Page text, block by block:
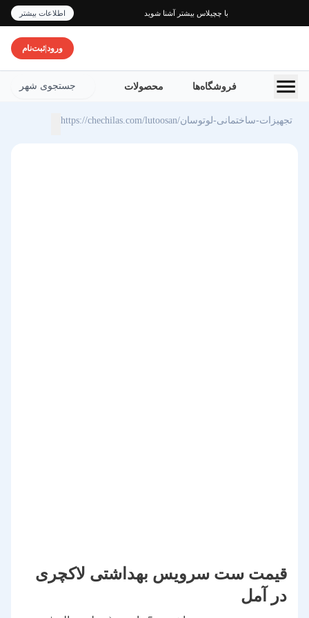
با چچیلاس بیشتر آشنا شوید اطلاعات بیشتر
ورود|ثبت‌نام
فروشگاه‌ها محصولات جستجوی شهر
https://chechilas.com/lutoosan/تجهیزات-ساختمانی-لوتوسان
قیمت ست سرویس بهداشتی لاکچری
در آمل